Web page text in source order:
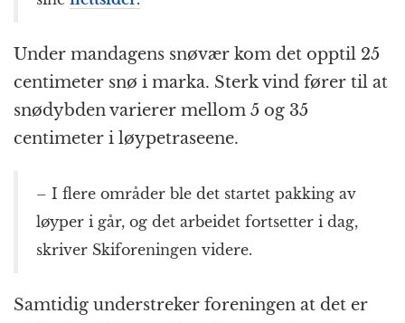
Under mandagens snøvær kom det opptil 25
centimeter snø i marka. Sterk vind fører til at
snødybden varierer mellom 5 og 35
centimeter i løypetraseene.
– I flere områder ble det startet pakking av
løyper i går, og det arbeidet fortsetter i dag,
skriver Skiforeningen videre.
Samtidig understreker foreningen at det er